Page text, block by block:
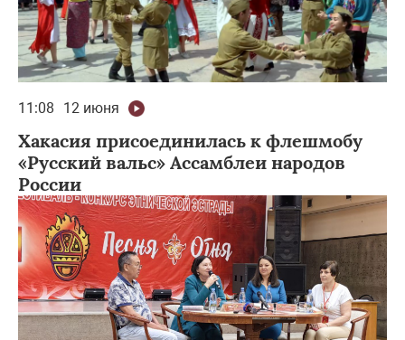
11:08 12 июня
Хакасия присоединилась к флешмобу
«Русский вальс» Ассамблеи народов
России